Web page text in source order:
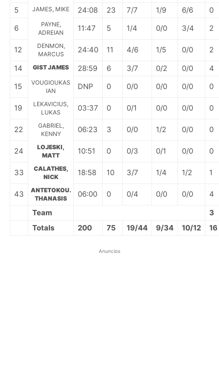
5
JAMES, MIKE 24:08 23 7/7 1/9 6/6
0
6
PAYNE,
ADREIAN
11:47 5 1/4 0/0 3/4 2
12
DENMON,
MARCUS
24:40 11 4/6 1/5 0/0
2
14
GIST JAMES 28:59 6 3/7 0/2 0/0
4
15
VOUGIOUKAS
IAN
DNP 0 0/0 0/0 0/0 0
19
LEKAVICIUS,
LUKAS
03:37 0 0/1 0/0 0/0 0
22
GABRIEL,
KENNY
06:23 3 0/0 1/2 0/0 0
24
LOJESKI,
MATT
10:51 0 0/3 0/1 0/0 0
33
CALATHES,
NICK
18:58 10 3/7 1/4 1/2 1
43
ANTETOKOU.
THANASIS
06:00 0 0/4 0/0 0/0
4
Team
3
Totals
200 75 19/44 9/34 10/12 16
Anuncios